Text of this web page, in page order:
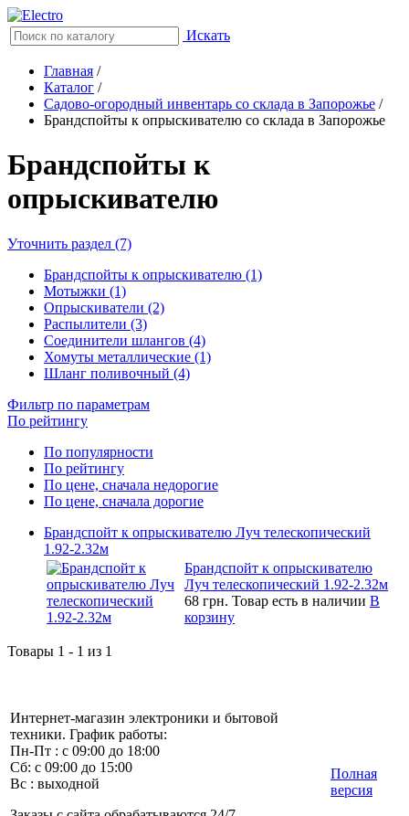
Искать
Главная /
Каталог /
Садово-огородный инвентарь со склада в Запорожье /
Брандспойты к опрыскивателю со склада в Запорожье
Брандспойты к
опрыскивателю
Уточнить раздел (7)
Брандспойты к опрыскивателю (1)
Мотыжки (1)
Опрыскиватели (2)
Распылители (3)
Соединители шлангов (4)
Хомуты металлические (1)
Шланг поливочный (4)
Фильтр по параметрам
По рейтингу
По популярности
По рейтингу
По цене, сначала недорогие
По цене, сначала дорогие
Брандспойт к опрыскивателю Луч телескопический
1.92-2.32м
Брандспойт к опрыскивателю
Луч телескопический 1.92-2.32м
68 грн. Товар есть в наличии В
корзину
Товары 1 - 1 из 1
Интернет-магазин электроники и бытовой
техники. График работы:
Пн-Пт : с 09:00 до 18:00
Сб: с 09:00 до 15:00
Вс : выходной
Полная
версия